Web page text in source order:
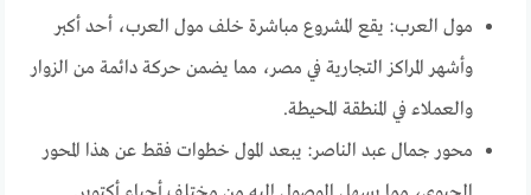
مول العرب: يقع المشروع مباشرة خلف مول العرب، أحد أكبر
وأشهر المراكز التجارية في مصر، مما يضمن حركة دائمة من الزوار
والعملاء في المنطقة المحيطة.
محور جمال عبد الناصر: يبعد المول خطوات فقط عن هذا المحور